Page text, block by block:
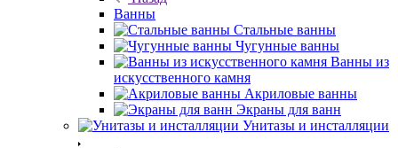
Ванны
Стальные ванны
Чугунные ванны
Ванны из
искусственного камня
Акриловые ванны
Экраны для ванн
Унитазы и инсталляции